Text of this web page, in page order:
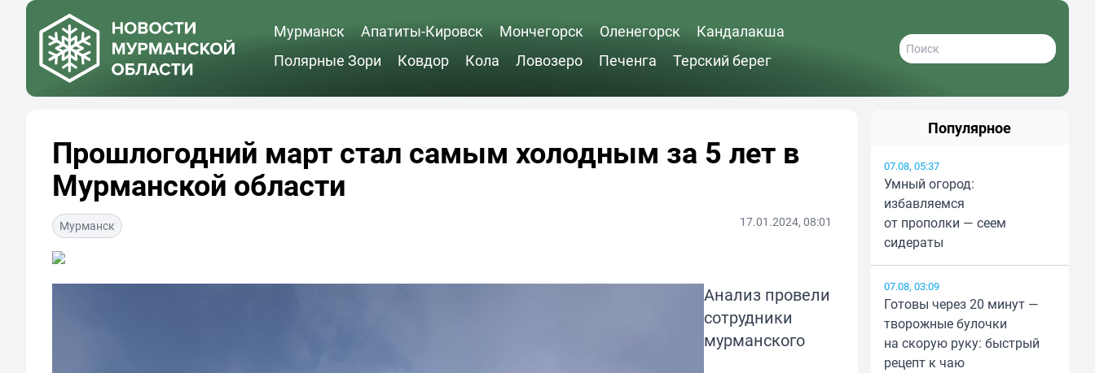
Мурманск Апатиты-Кировск Мончегорск Оленегорск
Кандалакша
Полярные Зори
Ковдор Кола Ловозеро Печенга Терский берег
Прошлогодний март стал самым холодным за 5 лет в
Мурманской области
Мурманск 17.01.2024, 08:01
Анализ провели
сотрудники
мурманского
Популярное
07.08, 05:37
Умный огород:
избавляемся
от прополки — сеем
сидераты
07.08, 03:09
Готовы через 20 минут —
творожные булочки
на скорую руку: быстрый
рецепт к чаю